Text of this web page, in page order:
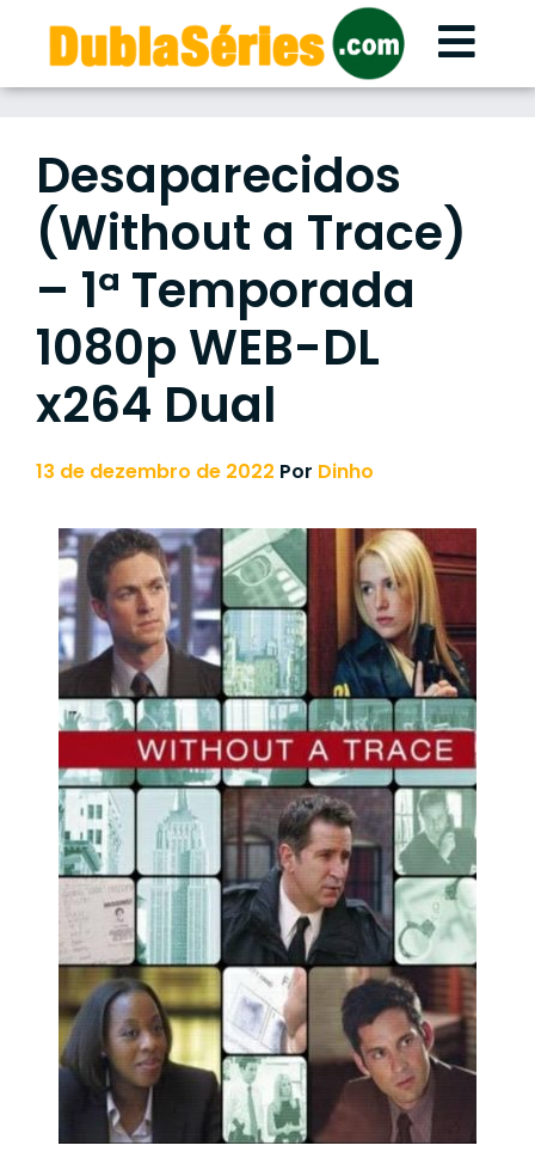
content
Desaparecidos
(Without a Trace)
– 1ª Temporada
1080p WEB-DL
x264 Dual
13 de dezembro de 2022 Por Dinho